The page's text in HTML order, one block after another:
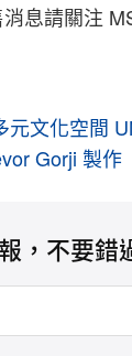
息請關注
元文化空間
Gorji 製
，不要錯